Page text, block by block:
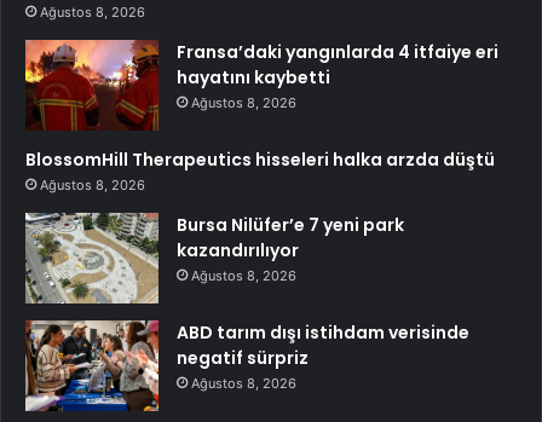
Ağustos 8, 2026
Fransa’daki yangınlarda 4 itfaiye eri
hayatını kaybetti
Ağustos 8, 2026
BlossomHill Therapeutics hisseleri halka arzda düştü
Ağustos 8, 2026
Bursa Nilüfer’e 7 yeni park
kazandırılıyor
Ağustos 8, 2026
ABD tarım dışı istihdam verisinde
negatif sürpriz
Ağustos 8, 2026